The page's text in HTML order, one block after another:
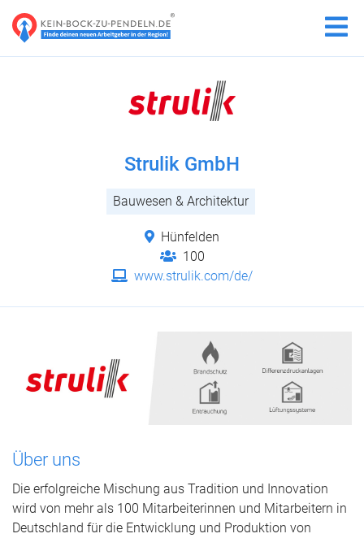
Strulik GmbH
Bauwesen & Architektur
Hünfelden
100
www.strulik.com/de/
Über uns
Die erfolgreiche Mischung aus Tradition und Innovation
wird von mehr als 100 Mitarbeiterinnen und Mitarbeitern in
Deutschland für die Entwicklung und Produktion von